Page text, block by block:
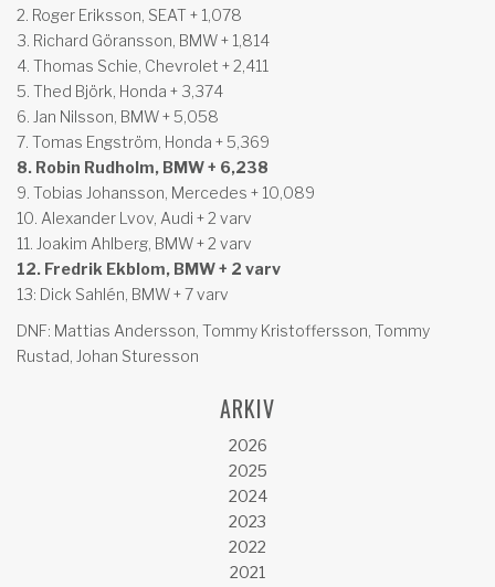
2. Roger Eriksson, SEAT + 1,078
3. Richard Göransson, BMW + 1,814
4. Thomas Schie, Chevrolet + 2,411
5. Thed Björk, Honda + 3,374
6. Jan Nilsson, BMW + 5,058
7. Tomas Engström, Honda + 5,369
8. Robin Rudholm, BMW + 6,238
9. Tobias Johansson, Mercedes + 10,089
10. Alexander Lvov, Audi + 2 varv
11. Joakim Ahlberg, BMW + 2 varv
12. Fredrik Ekblom, BMW + 2 varv
13: Dick Sahlén, BMW + 7 varv
DNF: Mattias Andersson, Tommy Kristoffersson, Tommy
Rustad, Johan Sturesson
ARKIV
2026
2025
2024
2023
2022
2021